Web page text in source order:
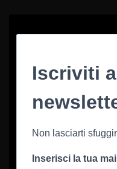
Iscriviti
Non lasciarti
Inserisci la tua mail